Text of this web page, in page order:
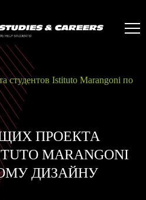
студентов Istituto Marangoni по
ПРОЕКТА
MARANGONI
ДИЗАЙНУ